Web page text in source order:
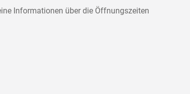
Informationen über die Öffnungszeiten